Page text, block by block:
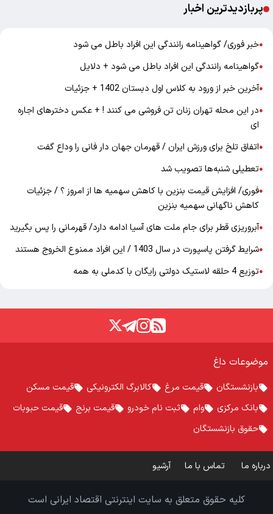
پربازدیدترین اخبار
●خبر فوری/ گواهینامه رانندگی این افراد باطل می شود
●گواهینامه رانندگی این افراد باطل می شود + دلایل
●آخرین خبر از ورود به کلاس اول دبستان 1402 + جزئیات
●در این محله تهران زنان تن فروشی می کنند ! + عکس دخترهای اجاره
ای
●اتفاق تلخ برای ورزش ایران / قهرمان جهان دار فانی را وداع گفت
●تعطیلی شنبه‌ها تصویب شد
●فوری/ افزایش قیمت بنزین با کاهش سهمیه ها از امروز ؟ / جزئیات
کاهش ناگهانی سهمیه بنزین
●آبروریزی قطر برای جام ملت های آسیا ادامه دارد/ قهرمانی را پس بگیرید
●شرایط گرفتن پاسپورت در سال 1403 / این افراد ممنوع الخروج هستند
●توزیع 4 حلقه لاستیک دولتی رایگان با کدملی به همه
موضوعات داغ
بازنشستگان قیمت مرغ کالابرگ الکترونیکی
قیمت مسکن
بانک مرکزی
وام ثبت نام خودرو قیمت برنج
قیمت حبوبات
حقوق بازنشستگان
درباره ما تماس با ما آرشیو
کلیه حقوق متعلق به سایت اینترنتی اقتصاد ایرانی است